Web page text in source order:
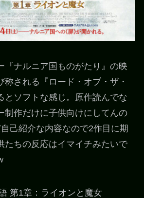
『ナルニア国ものがたり』の映
称される『ロード・オブ・ザ・
とソフトな感じ。原作読んでな
制作だけに子供向けにしてんの
己紹介な内容なので2作目に期
たちの反応はイマイチみたいで
第1章：ライオンと魔女